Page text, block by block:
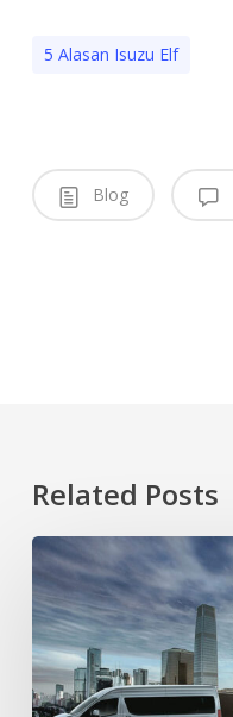
5 Alasan Isuzu Elf
Blog
Related Posts
Mengungkap
Kisah
Sukses
Bisnis
Transportasi
Isuzu